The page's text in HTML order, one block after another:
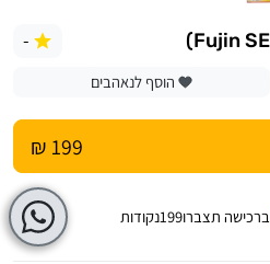
-
הוסף לנאהבים
199 ₪
ברכישה תצברו199נקודות